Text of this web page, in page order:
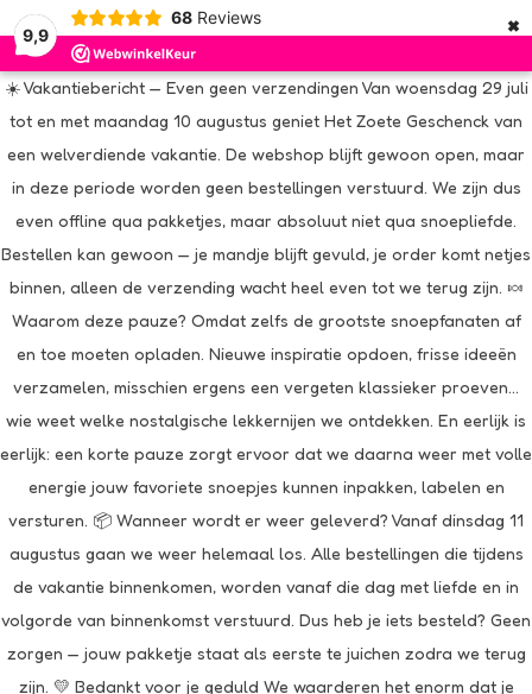
9,9
68 Reviews ×
☀️ Vakantiebericht — Even geen verzendingen Van woensdag 29 juli
tot en met maandag 10 augustus geniet Het Zoete Geschenck van
een welverdiende vakantie. De webshop blijft gewoon open, maar
in deze periode worden geen bestellingen verstuurd. We zijn dus
even offline qua pakketjes, maar absoluut niet qua snoepliefde.
Bestellen kan gewoon — je mandje blijft gevuld, je order komt netjes
binnen, alleen de verzending wacht heel even tot we terug zijn. 🍬
Waarom deze pauze? Omdat zelfs de grootste snoepfanaten af
en toe moeten opladen. Nieuwe inspiratie opdoen, frisse ideeën
verzamelen, misschien ergens een vergeten klassieker proeven…
wie weet welke nostalgische lekkernijen we ontdekken. En eerlijk is
eerlijk: een korte pauze zorgt ervoor dat we daarna weer met volle
energie jouw favoriete snoepjes kunnen inpakken, labelen en
versturen. 📦 Wanneer wordt er weer geleverd? Vanaf dinsdag 11
augustus gaan we weer helemaal los. Alle bestellingen die tijdens
de vakantie binnenkomen, worden vanaf die dag met liefde en in
volgorde van binnenkomst verstuurd. Dus heb je iets besteld? Geen
zorgen — jouw pakketje staat als eerste te juichen zodra we terug
zijn. 💛 Bedankt voor je geduld We waarderen het enorm dat je